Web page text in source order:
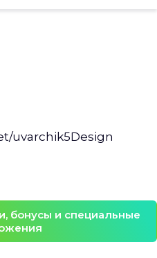
uvarchik5Design
бонусы и специальные